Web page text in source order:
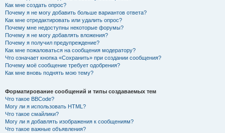
Как мне создать опрос?
Почему я не могу добавить больше вариантов ответа?
Как мне отредактировать или удалить опрос?
Почему мне недоступны некоторые форумы?
Почему я не могу добавлять вложения?
Почему я получил предупреждение?
Как мне пожаловаться на сообщения модератору?
Что означает кнопка «Сохранить» при создании сообщения?
Почему моё сообщение требует одобрения?
Как мне вновь поднять мою тему?
Форматирование сообщений и типы создаваемых тем
Что такое BBCode?
Могу ли я использовать HTML?
Что такое смайлики?
Могу ли я добавлять изображения к сообщениям?
Что такое важные объявления?